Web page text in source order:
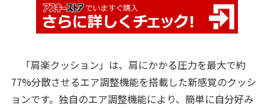
「肩楽クッション」は、肩にかかる圧力を最大で約
77%分散させるエア調整機能を搭載した新感覚のクッシ
ョンです。独自のエア調整機能により、簡単に自分好み